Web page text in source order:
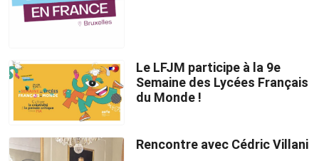
Le LFJM participe à la 9e
Semaine des Lycées Français
du Monde !
Rencontre avec Cédric Villani